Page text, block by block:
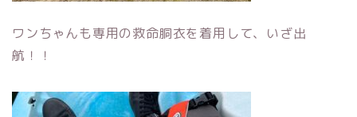
ワンちゃんも専用の救命胴衣を着用して、いざ出
航！！